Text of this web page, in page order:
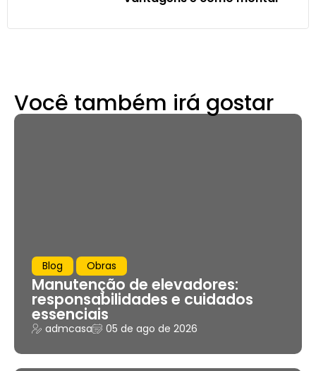
Você também irá gostar
Blog Obras
Manutenção de elevadores:
responsabilidades e cuidados
essenciais
admcasa 05 de ago de 2026